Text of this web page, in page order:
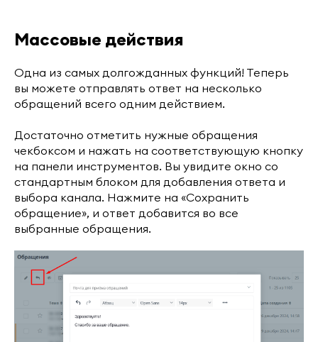
Массовые действия
Одна из самых долгожданных функций! Теперь
вы можете отправлять ответ на несколько
обращений всего одним действием.
Достаточно отметить нужные обращения
чекбоксом и нажать на соответствующую кнопку
на панели инструментов. Вы увидите окно со
стандартным блоком для добавления ответа и
выбора канала. Нажмите на «Сохранить
обращение», и ответ добавится во все
выбранные обращения.